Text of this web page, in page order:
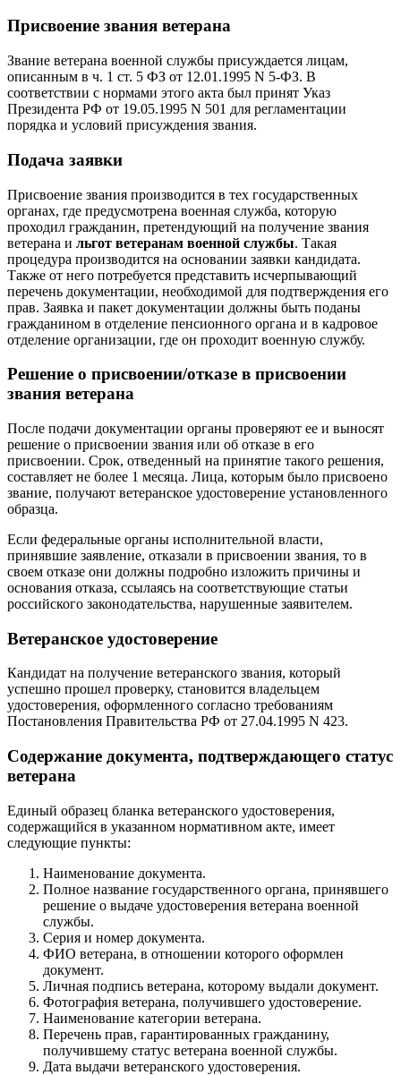
Присвоение звания ветерана
Звание ветерана военной службы присуждается лицам,
описанным в ч. 1 ст. 5 ФЗ от 12.01.1995 N 5-ФЗ. В
соответствии с нормами этого акта был принят Указ
Президента РФ от 19.05.1995 N 501 для регламентации
порядка и условий присуждения звания.
Подача заявки
Присвоение звания производится в тех государственных
органах, где предусмотрена военная служба, которую
проходил гражданин, претендующий на получение звания
ветерана и льгот ветеранам военной службы. Такая
процедура производится на основании заявки кандидата.
Также от него потребуется представить исчерпывающий
перечень документации, необходимой для подтверждения его
прав. Заявка и пакет документации должны быть поданы
гражданином в отделение пенсионного органа и в кадровое
отделение организации, где он проходит военную службу.
Решение о присвоении/отказе в присвоении
звания ветерана
После подачи документации органы проверяют ее и выносят
решение о присвоении звания или об отказе в его
присвоении. Срок, отведенный на принятие такого решения,
составляет не более 1 месяца. Лица, которым было присвоено
звание, получают ветеранское удостоверение установленного
образца.
Если федеральные органы исполнительной власти,
принявшие заявление, отказали в присвоении звания, то в
своем отказе они должны подробно изложить причины и
основания отказа, ссылаясь на соответствующие статьи
российского законодательства, нарушенные заявителем.
Ветеранское удостоверение
Кандидат на получение ветеранского звания, который
успешно прошел проверку, становится владельцем
удостоверения, оформленного согласно требованиям
Постановления Правительства РФ от 27.04.1995 N 423.
Содержание документа, подтверждающего статус
ветерана
Единый образец бланка ветеранского удостоверения,
содержащийся в указанном нормативном акте, имеет
следующие пункты:
Наименование документа.
Полное название государственного органа, принявшего
решение о выдаче удостоверения ветерана военной
службы.
Серия и номер документа.
ФИО ветерана, в отношении которого оформлен
документ.
Личная подпись ветерана, которому выдали документ.
Фотография ветерана, получившего удостоверение.
Наименование категории ветерана.
Перечень прав, гарантированных гражданину,
получившему статус ветерана военной службы.
Дата выдачи ветеранского удостоверения.